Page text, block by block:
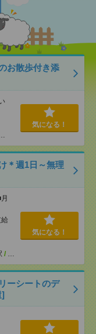
お散歩付き添
気になる！
＊週1日～無理
/ …
気になる！
ーシートのデ
]